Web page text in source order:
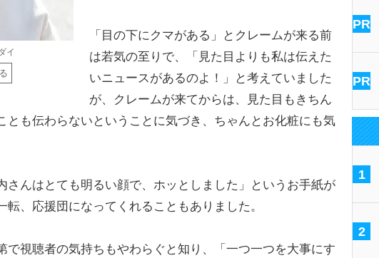
イ
「目の下にクマがある」とクレームが来る前
は若気の至りで、「見た目よりも私は伝えた
いニュースがあるのよ！」と考えていました
が、クレームが来てからは、見た目もきちん
とも伝わらないということに気づき、ちゃんとお化粧にも気
んはとても明るい顔で、ホッとしました」というお手紙が
転、応援団になってくれることもありました。
視聴者の気持ちもやわらぐと知り、「一つ一つを大事にす
PR
PR
1
2